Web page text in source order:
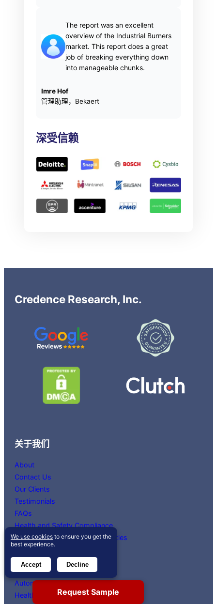
The report was an excellent
overview of the Industrial Burners
market. This report does a great
job of breaking everything down
into manageable chunks.
Imre Hof
管理助理，Bekaert
深受信赖
Request Sample
Credence Research, Inc.
关于我们
About
Contact Us
Our Clients
Testimonials
FAQs
Health and Safety Compliance
Corporate & Social Responsibilities
Industry Updates
Top Industries
Automotive & Transportation
Healthcare Market
We use cookies to ensure you get the
best experience.
Accept Decline